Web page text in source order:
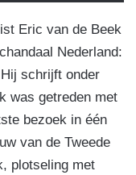
Eric van de Beek
Nederland:
schrijft onder
was getreden met
bezoek in één
van de Tweede
plotseling met